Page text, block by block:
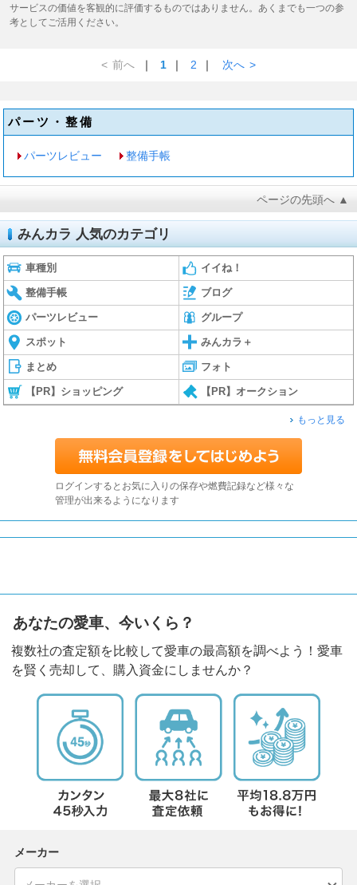
サービスの価値を客観的に評価するものではありません。あくまでも一つの参
考としてご活用ください。
< 前へ ｜ 1 ｜ 2 ｜ 次へ >
パーツ・整備
パーツレビュー 整備手帳
ページの先頭へ ▲
みんカラ 人気のカテゴリ
車種別 イイね！
整備手帳 ブログ
パーツレビュー グループ
スポット みんカラ＋
まとめ フォト
【PR】ショッピング 【PR】オークション
もっと見る
ログインするとお気に入りの保存や燃費記録など様々な
管理が出来るようになります
あなたの愛車、今いくら？
複数社の査定額を比較して愛車の最高額を調べよう！愛車
を賢く売却して、購入資金にしませんか？
メーカー